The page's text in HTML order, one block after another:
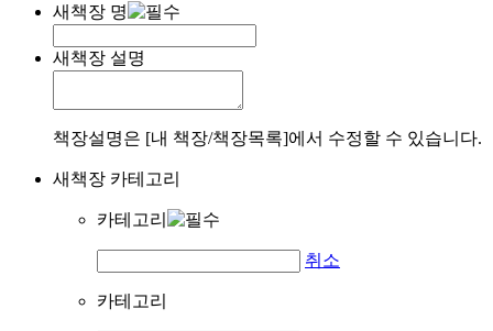
새책장 명
새책장 설명
책장설명은 [내 책장/책장목록]에서 수정할 수 있습니다.
새책장 카테고리
카테고리
취소
카테고리